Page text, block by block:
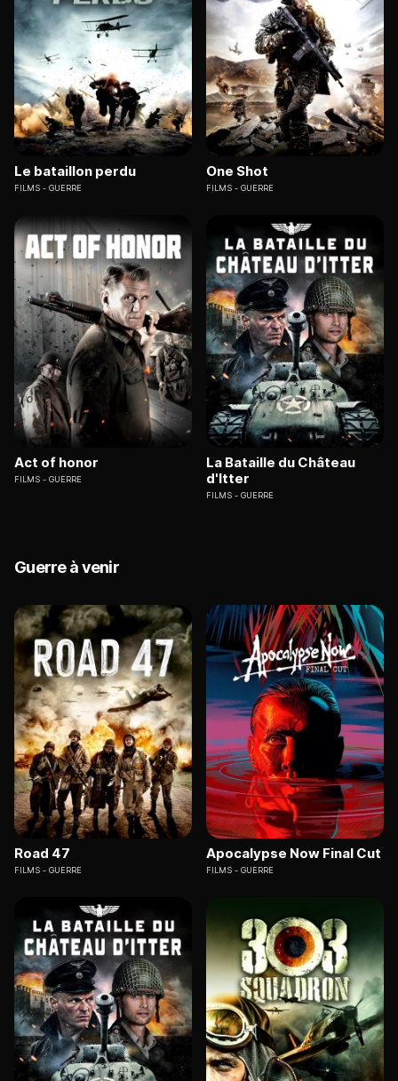
Le bataillon perdu
FILMS GUERRE
One Shot
FILMS GUERRE
Act of honor
FILMS GUERRE
La Bataille du Château
d'Itter
FILMS GUERRE
Guerre à venir
Road 47
FILMS GUERRE
Apocalypse Now Final Cut
FILMS GUERRE